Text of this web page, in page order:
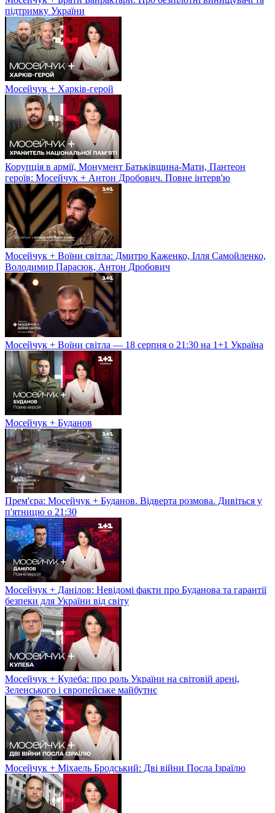
підтримку України
Мосейчук + Харків-герой
Корупція в армії, Монумент Батьківщина-Мати, Пантеон
героїв: Мосейчук + Антон Дробович. Повне інтерв'ю
Мосейчук + Воїни світла: Дмитро Каженко, Ілля Самойленко,
Володимир Парасюк, Антон Дробович
Мосейчук + Воїни світла — 18 серпня о 21:30 на 1+1 Україна
Мосейчук + Буданов
Прем'єра: Мосейчук + Буданов. Відверта розмова. Дивіться у
п'ятницю о 21:30
Мосейчук + Данілов: Невідомі факти про Буданова та гарантії
безпеки для України від світу
Мосейчук + Кулеба: про роль України на світовій арені,
Зеленського і європейське майбутнє
Мосейчук + Міхаель Бродський: Дві війни Посла Ізраїлю